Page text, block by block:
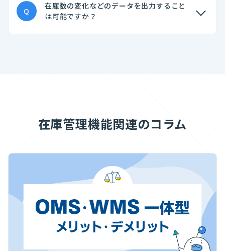
Q
在庫数の変化などのデータを出力すること
は可能ですか？
在庫管理機能関連のコラム